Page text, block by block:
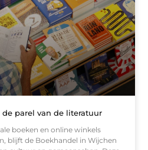
parel van de literatuur
boeken en online winkels
blijft de Boekhandel in Wijchen